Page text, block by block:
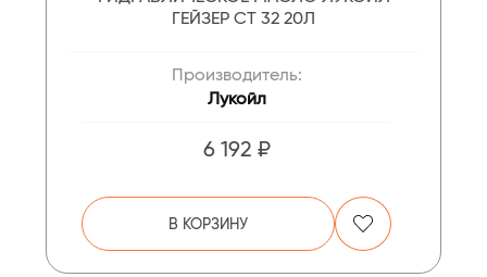
ГЕЙЗЕР СТ 32 20Л
Производитель:
Лукойл
6 192 ₽
В КОРЗИНУ